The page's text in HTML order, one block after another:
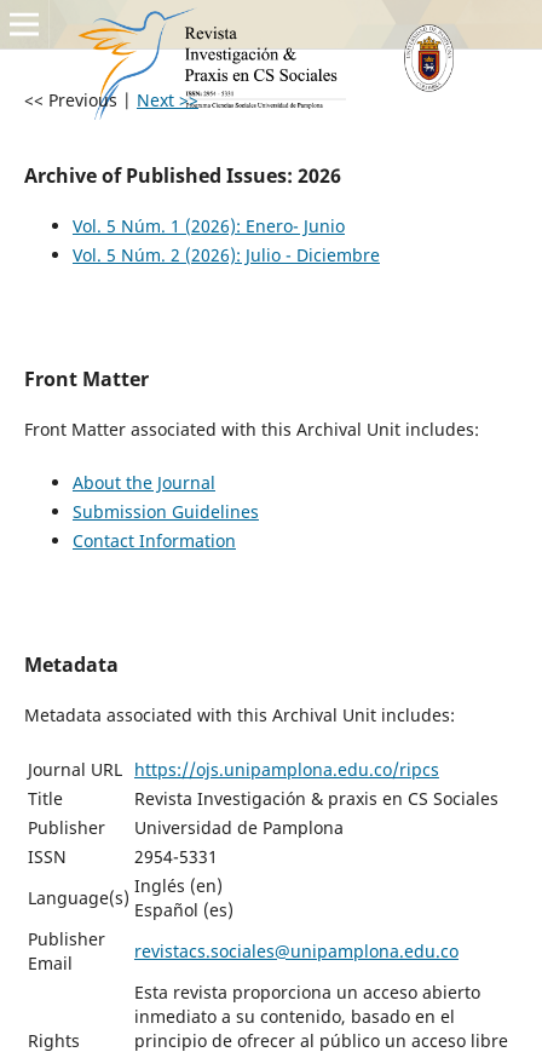
<< Previous | Next >>
Archive of Published Issues: 2026
Vol. 5 Núm. 1 (2026): Enero- Junio
Vol. 5 Núm. 2 (2026): Julio - Diciembre
Front Matter
Front Matter associated with this Archival Unit includes:
About the Journal
Submission Guidelines
Contact Information
Metadata
Metadata associated with this Archival Unit includes:
Journal URL https://ojs.unipamplona.edu.co/ripcs
Title
Revista Investigación & praxis en CS Sociales
Publisher
Universidad de Pamplona
ISSN
2954-5331
Language(s)
Inglés (en)
Español (es)
Publisher
Email
revistacs.sociales@unipamplona.edu.co
Rights
Esta revista proporciona un acceso abierto
inmediato a su contenido, basado en el
principio de ofrecer al público un acceso libre